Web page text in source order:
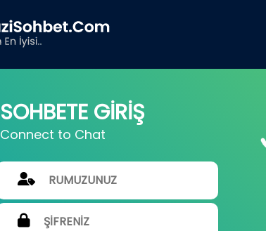
SOHBETE GİRİŞ
Connect to Chat